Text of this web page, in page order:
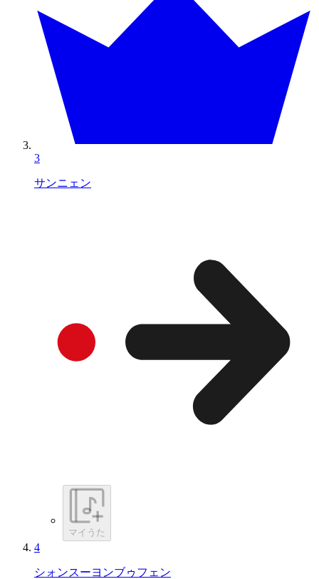
3
サンニェン
マイうた
4
シォンスーヨンブゥフェン